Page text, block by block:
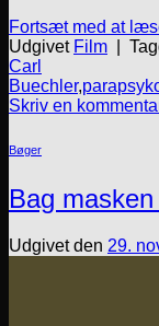
Fortsæt med at
Udgivet Film
Carl
Buechler,
Skriv en
Bøger
Bag
Udgivet den 29.